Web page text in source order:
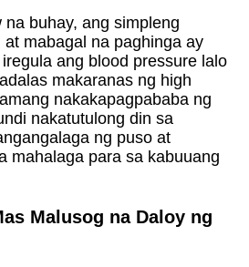
buhay, ang simpleng
mabagal na paghinga ay
ang blood pressure lalo
makaranas ng high
nakakapagpababa ng
nakatutulong din sa
ng puso at
mahalaga para sa kabuuang
Malusog na Daloy ng